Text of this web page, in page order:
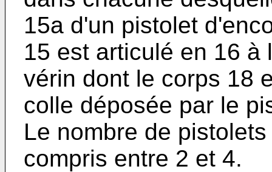
15a d'un pistolet
15 est articulé en 16 à
vérin dont le corps 18
colle déposée par le
Le nombre de
compris entre 2 et 4.